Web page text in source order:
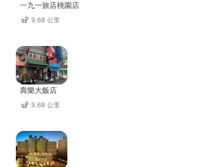
一九一旅店桃園店
9.68 公里
壽樂大飯店
9.68 公里